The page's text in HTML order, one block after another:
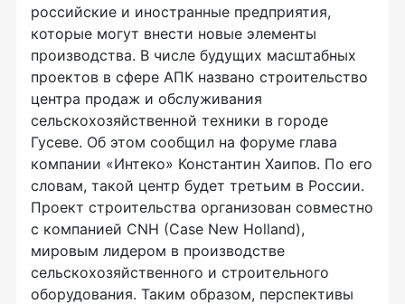
российские и иностранные предприятия,
которые могут внести новые элементы
производства. В числе будущих масштабных
проектов в сфере АПК названо строительство
центра продаж и обслуживания
сельскохозяйственной техники в городе
Гусеве. Об этом сообщил на форуме глава
компании «Интеко» Константин Хаипов. По его
словам, такой центр будет третьим в России.
Проект строительства организован совместно
с компанией CNH (Case New Holland),
мировым лидером в производстве
сельскохозяйственного и строительного
оборудования. Таким образом, перспективы